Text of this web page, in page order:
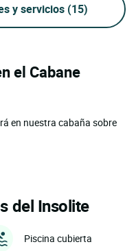
y servicios (15)
el Cabane
en nuestra cabaña sobre
del Insolite
Piscina cubierta